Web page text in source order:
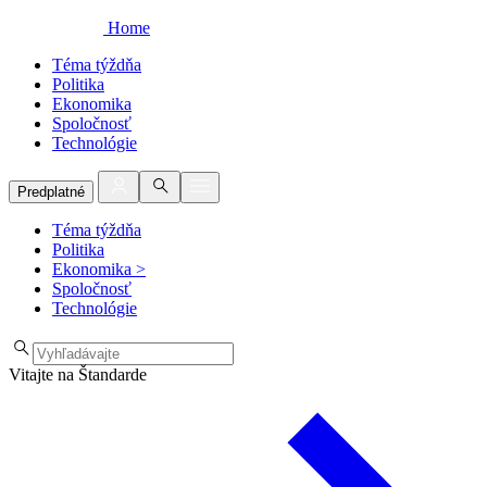
Home
Téma týždňa
Politika
Ekonomika
Spoločnosť
Technológie
Predplatné
Téma týždňa
Politika
Ekonomika >
Spoločnosť
Technológie
Vitajte na Štandarde